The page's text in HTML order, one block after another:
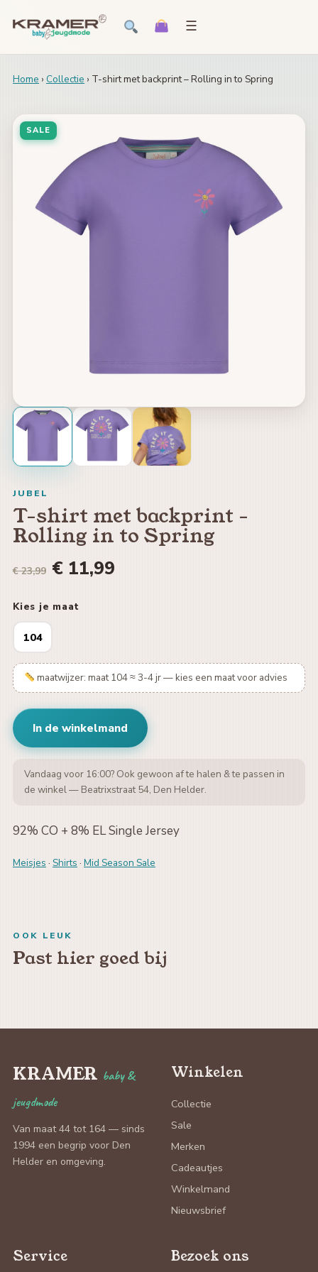
☰
Home › Collectie › T-shirt met backprint – Rolling in to Spring
SALE
JUBEL
T-shirt met backprint -
Rolling in to Spring
€ 23,99 € 11,99
Kies je maat
104
maatwijzer: maat 104 ≈ 3-4 jr — kies een maat voor advies
In de winkelmand
Vandaag voor 16:00? Ook gewoon af te halen & te passen in
de winkel — Beatrixstraat 54, Den Helder.
92% CO + 8% EL Single Jersey
Meisjes · Shirts · Mid Season Sale
OOK LEUK
Past hier goed bij
KRAMER baby &
jeugdmode
Van maat 44 tot 164 — sinds
1994 een begrip voor Den
Helder en omgeving.
Winkelen
Collectie
Sale
Merken
Cadeautjes
Winkelmand
Nieuwsbrief
Service Bezoek ons